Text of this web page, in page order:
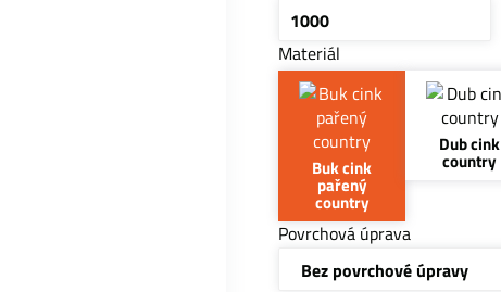
Materiál
Buk cink
pařený
country
Dub cink
country
Povrchová úprava
Bez povrchové úpravy